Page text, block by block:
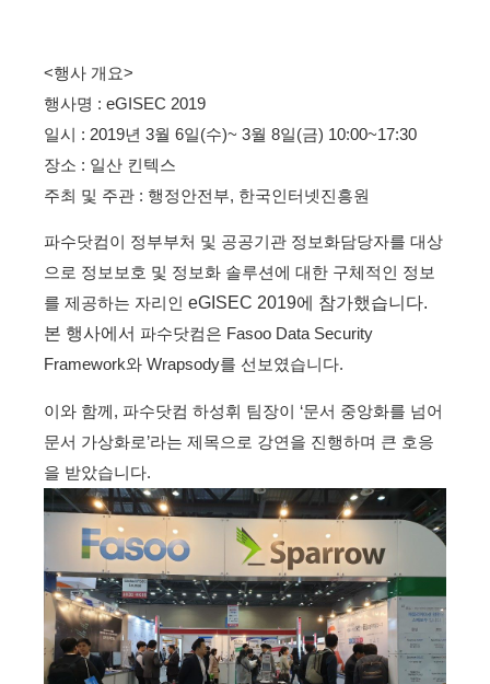
<행사 개요>
행사명 : eGISEC 2019
일시 : 2019년 3월 6일(수)~ 3월 8일(금) 10:00~17:30
장소 : 일산 킨텍스
주최 및 주관 : 행정안전부, 한국인터넷진흥원
파수닷컴이 정부부처 및 공공기관 정보화담당자를 대상
으로 정보보호 및 정보화 솔루션에 대한 구체적인 정보
를 제공하는 자리인 eGISEC 2019에 참가했습니다.
본 행사에서 파수닷컴은 Fasoo Data Security
Framework와 Wrapsody를 선보였습니다.
이와 함께, 파수닷컴 하성휘 팀장이 ‘문서 중앙화를 넘어
문서 가상화로’라는 제목으로 강연을 진행하며 큰 호응
을 받았습니다.